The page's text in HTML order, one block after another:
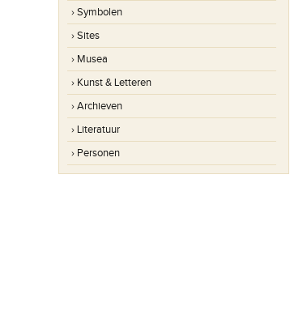
› Symbolen
› Sites
› Musea
› Kunst & Letteren
› Archieven
› Literatuur
› Personen